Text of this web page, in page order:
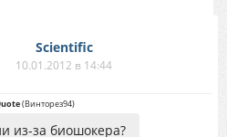
Scientific
10.01.2012 в 14:44
(Винторез94)
из-за биошокера?